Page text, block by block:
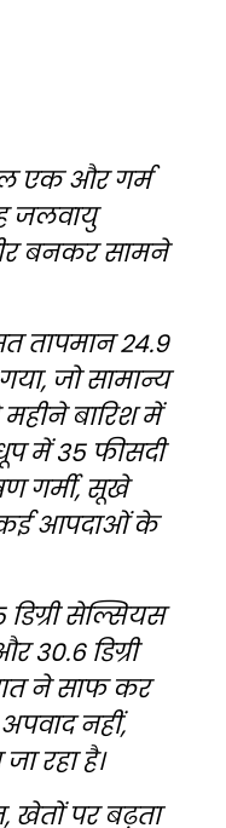
एक और गर्म
जलवायु
बनकर सामने
तापमान 24.9
जो सामान्य
महीने बारिश में
में 35 फीसदी
गर्मी, सूखे
आपदाओं के
सेल्सियस
30.6 डिग्री
ने साफ कर
नहीं,
रहा है।
खेतों पर बढ़ता